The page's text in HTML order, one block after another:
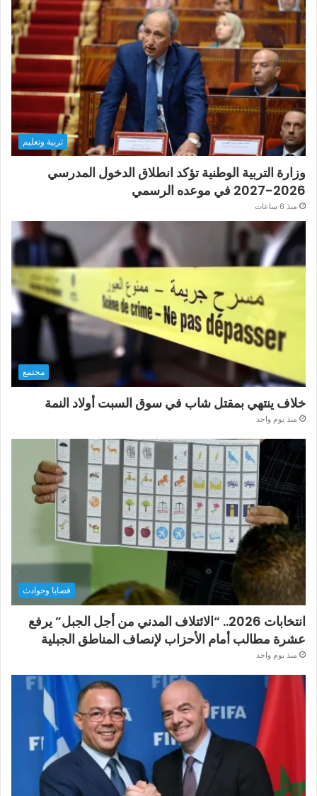
تربية وتعليم
وزارة التربية الوطنية تؤكد انطلاق الدخول المدرسي
2026-2027 في موعده الرسمي
منذ 6 ساعات
مجتمع
خلاف ينتهي بمقتل شاب في سوق السبت أولاد النمة
منذ يوم واحد
قضايا وحوادث
انتخابات 2026.. “الائتلاف المدني من أجل الجبل” يرفع
عشرة مطالب أمام الأحزاب لإنصاف المناطق الجبلية
منذ يوم واحد